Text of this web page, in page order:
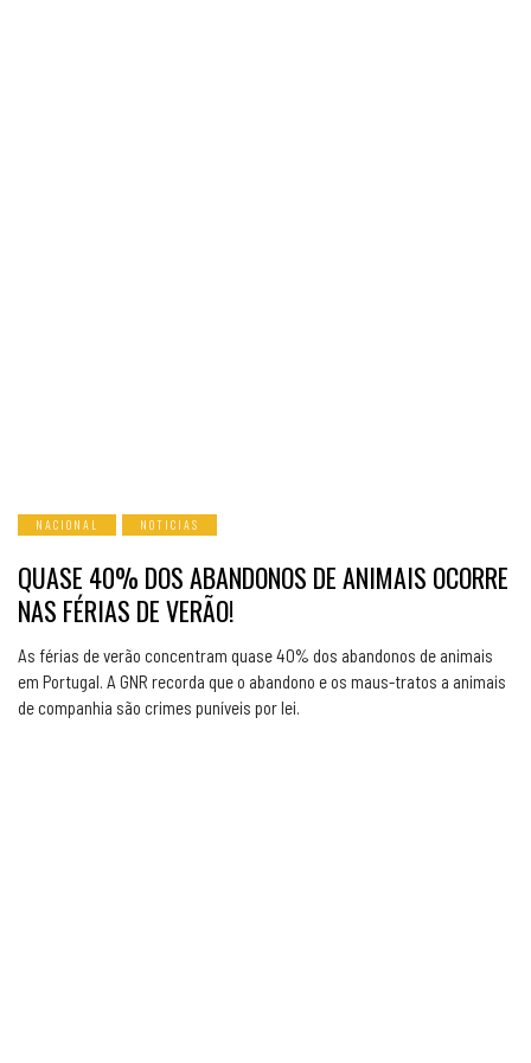
NACIONAL NOTICIAS
QUASE 40% DOS ABANDONOS DE ANIMAIS OCORRE
NAS FÉRIAS DE VERÃO!
As férias de verão concentram quase 40% dos abandonos de animais
em Portugal. A GNR recorda que o abandono e os maus-tratos a animais
de companhia são crimes puníveis por lei.